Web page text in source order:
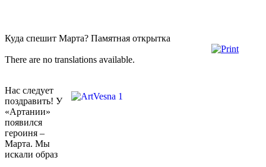
Куда спешит Марта? Памятная открытка
There are no translations available.
Нас следует
поздравить! У
«Артании»
появился
героиня –
Марта. Мы
искали образ